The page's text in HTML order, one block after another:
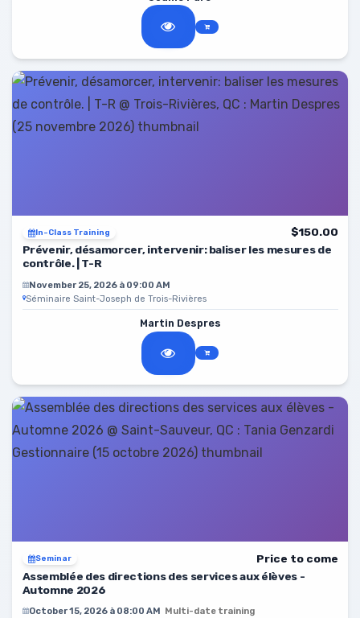
In-Class Training
$150.00
Prévenir, désamorcer, intervenir: baliser les mesures de
contrôle. | T-R
November 25, 2026 à 09:00 AM
Séminaire Saint-Joseph de Trois-Rivières
Martin Despres
Seminar
Price to come
Assemblée des directions des services aux élèves -
Automne 2026
October 15, 2026 à 08:00 AM Multi-date training